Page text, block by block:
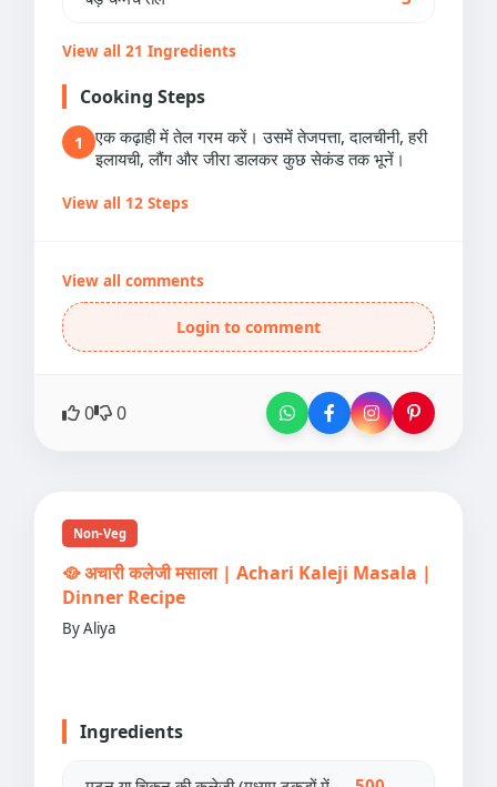
View all 21 Ingredients
Cooking Steps
1
एक कढ़ाही में तेल गरम करें। उसमें तेजपत्ता, दालचीनी, हरी
इलायची, लौंग और जीरा डालकर कुछ सेकंड तक भूनें।
View all 12 Steps
View all comments
Login to comment
0 0
Non-Veg
🥘 अचारी कलेजी मसाला | Achari Kaleji Masala |
Dinner Recipe
By Aliya
Ingredients